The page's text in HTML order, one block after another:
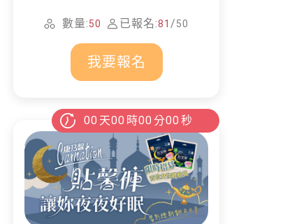
所需
數量:50 已報名:81 /50
我要報名
00 天00 時00 分00 秒